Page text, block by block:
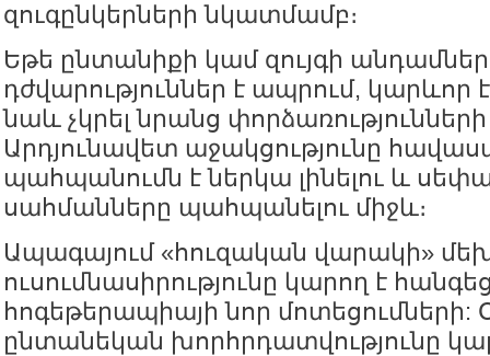
զուգընկերների նկատմամբ։
Եթե ընտանիքի կամ զույգի
դժվարություններ է ապրում, կարևոր
նաև չկրել նրանց
Արդյունավետ աջակցությունը
պահպանումն է ներկա լինելու և
սահմանները պահպանելու միջև։
Ապագայում «հուզական վարակի»
ուսումնասիրությունը կարող է
հոգեթերապիայի նոր մոտեցումների:
ընտանեկան խորհրդատվությունը